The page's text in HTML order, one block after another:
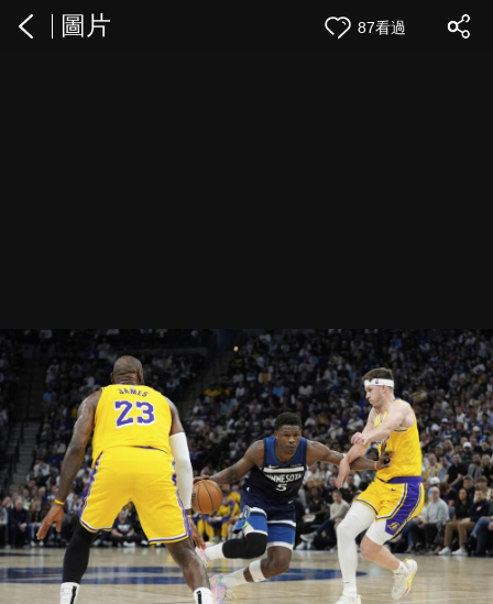
圖片 87看過